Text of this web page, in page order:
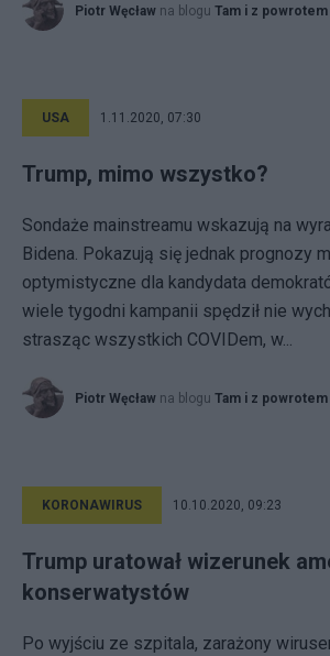
Piotr Węcław na blogu Tam i z powrotem
USA 1.11.2020, 07:30
Trump, mimo wszystko?
Sondaże mainstreamu wskazują na
Bidena. Pokazują się jednak prognozy
optymistyczne dla kandydata
wiele tygodni kampanii spędził nie
strasząc wszystkich COVIDem, w...
Piotr Węcław na blogu Tam i z powrotem
KORONAWIRUS 10.10.2020, 09:23
Trump uratował wizerunek
konserwatystów
Po wyjściu ze szpitala, zarażony